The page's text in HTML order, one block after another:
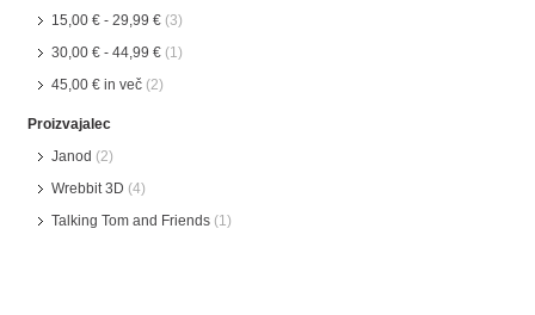
15,00 € -29,99 € (3)
30,00 € -44,99 € (1)
45,00 € in več (2)
Proizvajalec
Janod (2)
Wrebbit 3D (4)
Talking Tom and Friends (1)